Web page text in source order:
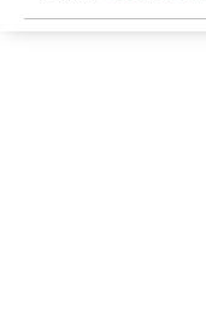
办学简介 办学理念 荣誉长廊